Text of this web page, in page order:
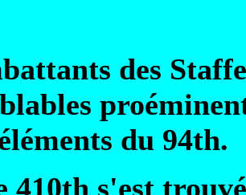
des
du 94th.
410th s'est